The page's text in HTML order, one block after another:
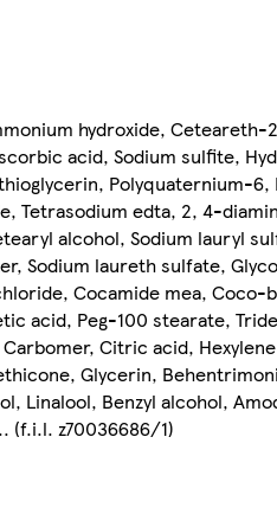
hydroxide,
acid, Sodium sulfite,
Tetrasodium edta, 2, 4-
alcohol, Sodium lauryl
Sodium laureth sulfate,
Cocamide mea, Coco-
acid, Peg-100 stearate,
Citric acid,
Glycerin,
Linalool, Benzyl alcohol,
(f.i.l. z70036686/1)